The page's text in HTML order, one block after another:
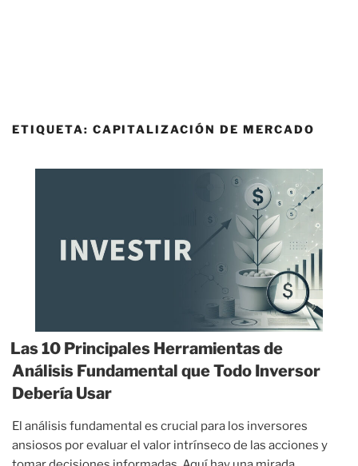
ETIQUETA: CAPITALIZACIÓN DE MERCADO
Las 10 Principales Herramientas de
Análisis Fundamental que Todo Inversor
Debería Usar
El análisis fundamental es crucial para los inversores
ansiosos por evaluar el valor intrínseco de las acciones y